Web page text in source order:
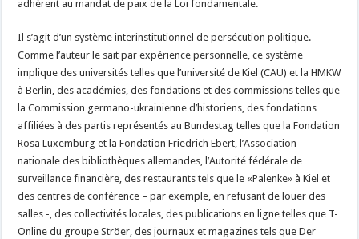
adhèrent au mandat de paix de la Loi fondamentale.
Il s’agit d’un système interinstitutionnel de persécution politique.
Comme l’auteur le sait par expérience personnelle, ce système
implique des universités telles que l’université de Kiel (CAU) et la HMKW
à Berlin, des académies, des fondations et des commissions telles que
la Commission germano-ukrainienne d’historiens, des fondations
affiliées à des partis représentés au Bundestag telles que la Fondation
Rosa Luxemburg et la Fondation Friedrich Ebert, l’Association
nationale des bibliothèques allemandes, l’Autorité fédérale de
surveillance financière, des restaurants tels que le «Palenke» à Kiel et
des centres de conférence – par exemple, en refusant de louer des
salles -, des collectivités locales, des publications en ligne telles que T-
Online du groupe Ströer, des journaux et magazines tels que Der